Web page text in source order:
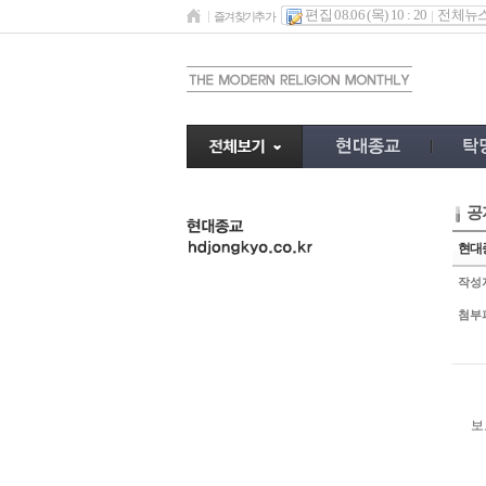
즐겨찾기추가 편집 08.06 (목) 10 : 20 전체뉴
공
현대
작성
첨부